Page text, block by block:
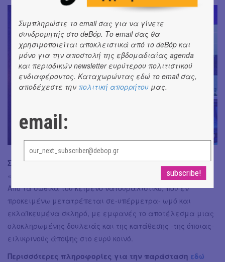
Σύνολο:Ρεαλιστική απεικόνιση της βίαιης
«κανονικότητας» μιας αστικής οικογένειας του σήμερα.
Από τα σωθικά του κείμενο νατουραλιστικό, που εν
προκειμένω μετατρέπεται σε-υπέρμετρα- ωμό και
εκλαϊκευμένα σκληρό, με εμφανές το αποτέλεσμα μιας
ολοκληρωμένης δουλειάς και της κατάθεσης -της όποιας-
ειλικρινούς άποψης στο ευρύ κοινό.
Περισσότερες πληροφορίες για την παράσταση εδώ
Συμπληρώστε το email σας για να γίνετε
συνδρομητής στο deBόp. Το email σας θα
χρησιμοποιείται αποκλειστικά από το deBόp και
μόνο για την αποστολή της εβδομαδιαίας agenda
και περιοδικών newsletter ευρύτερου πολιτιστικού
ενδιαφέροντος. Καταχωρώντας εδώ το email σας,
αποδέχεστε την πολιτική απορρήτου μας.
email: